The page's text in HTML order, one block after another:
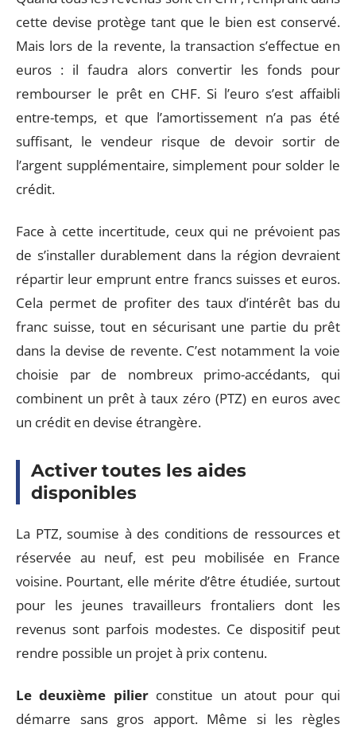
cette devise protège tant que le bien est conservé.
Mais lors de la revente, la transaction s’effectue en
euros : il faudra alors convertir les fonds pour
rembourser le prêt en CHF. Si l’euro s’est affaibli
entre-temps, et que l’amortissement n’a pas été
suffisant, le vendeur risque de devoir sortir de
l’argent supplémentaire, simplement pour solder le
crédit.
Face à cette incertitude, ceux qui ne prévoient pas
de s’installer durablement dans la région devraient
répartir leur emprunt entre francs suisses et euros.
Cela permet de profiter des taux d’intérêt bas du
franc suisse, tout en sécurisant une partie du prêt
dans la devise de revente. C’est notamment la voie
choisie par de nombreux primo-accédants, qui
combinent un prêt à taux zéro (PTZ) en euros avec
un crédit en devise étrangère.
Activer toutes les aides
disponibles
La PTZ, soumise à des conditions de ressources et
réservée au neuf, est peu mobilisée en France
voisine. Pourtant, elle mérite d’être étudiée, surtout
pour les jeunes travailleurs frontaliers dont les
revenus sont parfois modestes. Ce dispositif peut
rendre possible un projet à prix contenu.
Le deuxième pilierconstitue un atout pour qui
démarre sans gros apport. Même si les règles